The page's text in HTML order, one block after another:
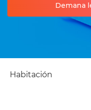
Demana
Habitación